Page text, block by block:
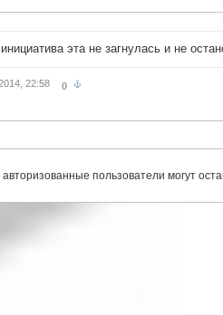
эта не загнулась и не
22:58 0
пользователи могут